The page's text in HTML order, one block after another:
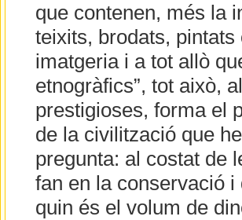
que contenen, més la
teixits, brodats,
imatgeria i a tot allò
etnogràfics”, tot això,
prestigioses, forma el
de la civilització que
pregunta: al costat de
fan en la conservació i
quin és el volum de